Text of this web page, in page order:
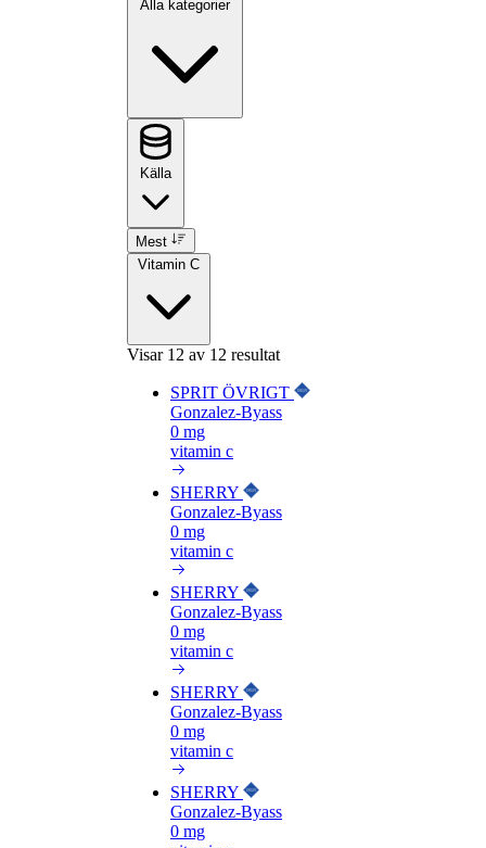
Alla kategorier
Källa
Mest
Vitamin C
Visar 12 av 12 resultat
SPRIT ÖVRIGT
Gonzalez-Byass
0 mg
vitamin c
SHERRY
Gonzalez-Byass
0 mg
vitamin c
SHERRY
Gonzalez-Byass
0 mg
vitamin c
SHERRY
Gonzalez-Byass
0 mg
vitamin c
SHERRY
Gonzalez-Byass
0 mg